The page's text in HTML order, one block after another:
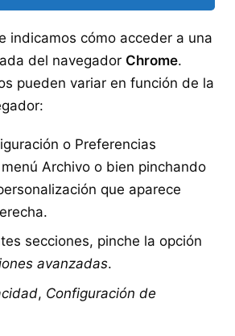
indicamos cómo acceder a una
del navegador Chrome.
pueden variar en función de la
o Preferencias
Archivo o bien pinchando
que aparece
secciones, pinche la opción
avanzadas.
, Configuración de